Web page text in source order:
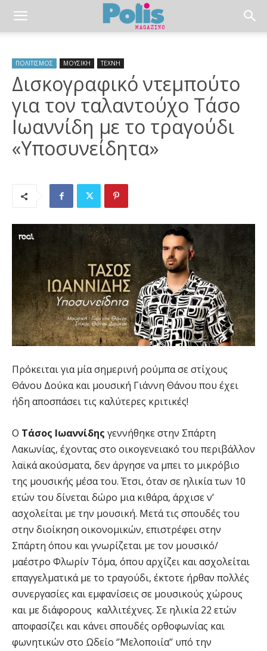
ΠΟΛΙΤΙΣΜΟΣ ΜΟΥΣΙΚΗ ΤΕΧΝΗ
Δισκογραφικό ντεμπούτο
για τον ταλαντούχο Τάσο
Ιωαννίδη με το τραγούδι
«Υποσυνείδητα»
Πρόκειται για μία σημερινή ρούμπα σε στίχους
Θάνου Δούκα και μουσική Γιάννη Θάνου που έχει
ήδη αποσπάσει τις καλύτερες κριτικές!
Ο Τάσος Ιωαννίδης γεννήθηκε στην Σπάρτη
Λακωνίας, έχοντας στο οικογενειακό του περιβάλλον
λαϊκά ακούσματα, δεν άργησε να μπει το μικρόβιο
της μουσικής μέσα του. Έτσι, όταν σε ηλικία των 10
ετών του δίνεται δώρο μια κιθάρα, άρχισε ν’
ασχολείται με την μουσική. Μετά τις σπουδές του
στην διοίκηση οικονομικών, επιστρέφει στην
Σπάρτη όπου και γνωρίζεται με τον μουσικό/
μαέστρο Φλωρίν Τόμα, όπου αρχίζει και ασχολείται
επαγγελματικά με το τραγούδι, έκτοτε ήρθαν πολλές
συνεργασίες και εμφανίσεις σε μουσικούς χώρους
και με διάφορους καλλιτέχνες. Σε ηλικία 22 ετών
αποφασίζει και κάνει σπουδές ορθοφωνίας και
φωνητικών στο Ωδείο ‘’Μελοποιία’’ υπό την